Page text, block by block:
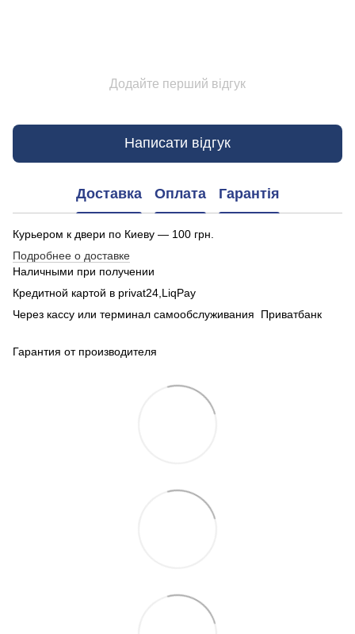
Додайте перший відгук
Написати відгук
Доставка Оплата Гарантія
Курьером к двери по Киеву — 100 грн.
Подробнее о доставке
Наличными при получении
Кредитной картой в privat24,LiqPay
Через кассу или терминал самообслуживания Приватбанк
Гарантия от производителя